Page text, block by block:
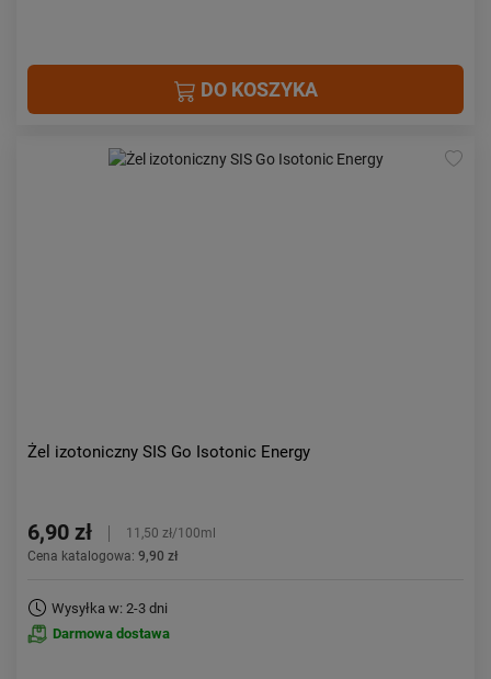
DO KOSZYKA
Żel izotoniczny SIS Go Isotonic Energy
6,90 zł
11,50 zł/100ml
Cena katalogowa: 9,90 zł
Wysyłka w: 2-3 dni
Darmowa dostawa